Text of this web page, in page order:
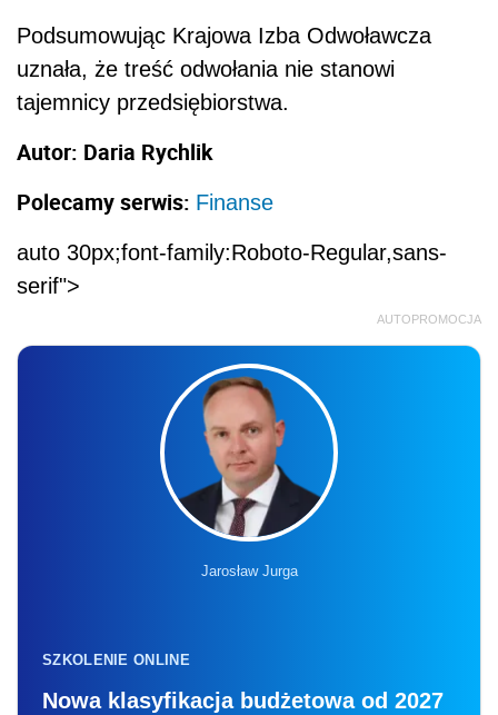
Podsumowując Krajowa Izba Odwoławcza
uznała, że treść odwołania nie stanowi
tajemnicy przedsiębiorstwa.
Autor: Daria Rychlik
Polecamy serwis: Finanse
auto 30px;font-family:Roboto-Regular,sans-
serif">
AUTOPROMOCJA
Jarosław Jurga
SZKOLENIE ONLINE
Nowa klasyfikacja budżetowa od 2027